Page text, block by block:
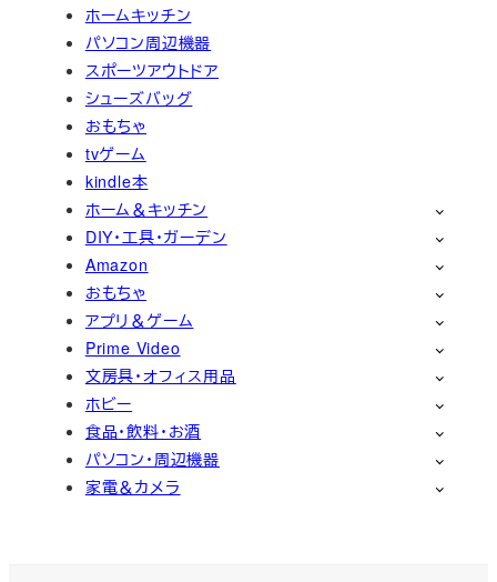
ホームキッチン
パソコン周辺機器
スポーツアウトドア
シューズバッグ
おもちゃ
tvゲーム
kindle本
ホーム＆キッチン
DIY・工具・ガーデン
Amazon
おもちゃ
アプリ＆ゲーム
Prime Video
文房具・オフィス用品
ホビー
食品・飲料・お酒
パソコン・周辺機器
家電＆カメラ